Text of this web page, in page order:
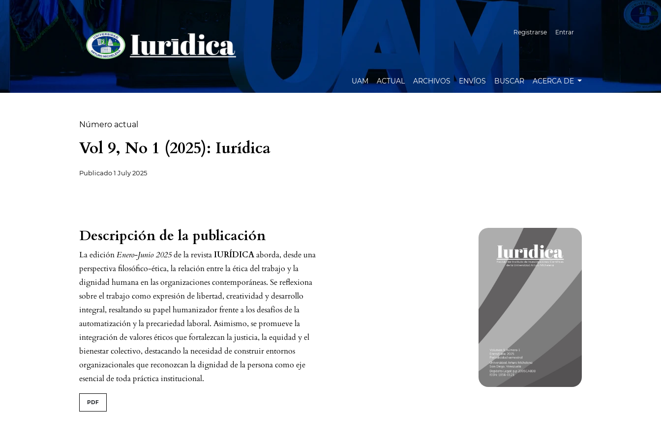
Registrarse Entrar
UAM ACTUAL ARCHIVOS ENVÍOS BUSCAR ACERCA DE
Número actual
Vol 9, No 1 (2025): Iurídica
Publicado1 July 2025
Descripción de la publicación
La ediciónEnero-Junio 2025de la revistaIURÍDICAaborda, desde una
perspectiva filosófico-ética, la relación entre la ética del trabajo y la
dignidad humana en las organizaciones contemporáneas. Se reflexiona
sobre el trabajo como expresión de libertad, creatividad y desarrollo
integral, resaltando su papel humanizador frente a los desafíos de la
automatización y la precariedad laboral. Asimismo, se promueve la
integración de valores éticos que fortalezcan la justicia, la equidad y el
bienestar colectivo, destacando la necesidad de construir entornos
organizacionales que reconozcan la dignidad de la persona como eje
esencial de toda práctica institucional.
issue.tableOfContents6a73d0fa0d6c6
PDF